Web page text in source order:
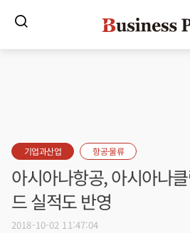
기업과산업 항공·물류
아시아나항공, 아시아나
드 실적도 반영
2018-10-02 11:47:04